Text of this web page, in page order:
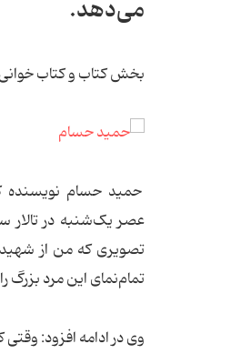
می‌دهد.
بخش کتاب و کتاب
حمید حسام نویسنده
عصر یک‌شنبه در تالار
تصویری که من از
تمام‌نمای این مرد
وی در ادامه افزود: